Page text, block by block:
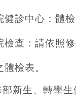
辦理
健診中心：
檢查：請依照
檢表。
新生、轉學生